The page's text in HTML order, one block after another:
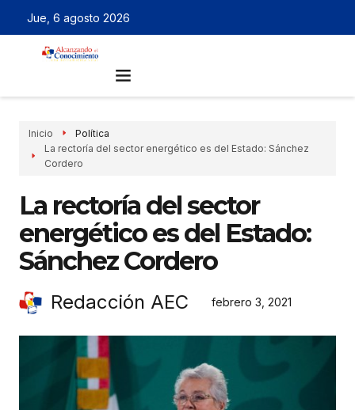
Jue, 6 agosto 2026
Inicio
Política
La rectoría del sector energético es del Estado: Sánchez
Cordero
La rectoría del sector
energético es del Estado:
Sánchez Cordero
Redacción AEC febrero 3, 2021